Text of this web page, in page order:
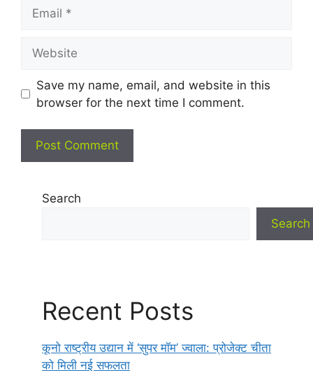
Save my name, email, and website in this
browser for the next time I comment.
Search
Search
Recent Posts
कूनो राष्ट्रीय उद्यान में ‘सुपर मॉम’ ज्वाला: प्रोजेक्ट चीता
को मिली नई सफलता